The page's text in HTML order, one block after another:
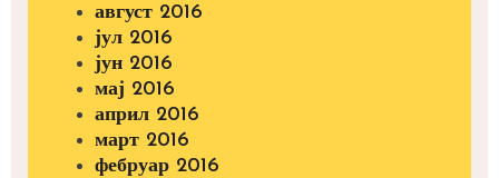
август 2016
јул 2016
јун 2016
мај 2016
април 2016
март 2016
фебруар 2016